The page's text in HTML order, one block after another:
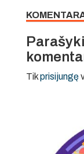
Tikprisijungę